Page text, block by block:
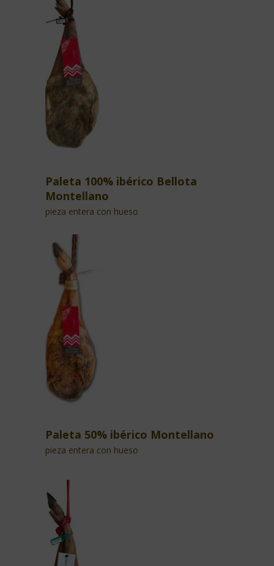
Paleta 100% ibérico Bellota
Montellano
pieza entera con hueso
Paleta 50% ibérico Montellano
pieza entera con hueso